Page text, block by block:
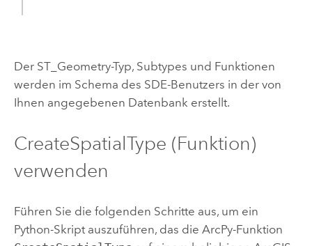
Der ST_Geometry-Typ, Subtypes und Funktionen
werden im Schema des SDE-Benutzers in der von
Ihnen angegebenen Datenbank erstellt.
CreateSpatialType (Funktion)
verwenden
Führen Sie die folgenden Schritte aus, um ein
Python-Skript auszuführen, das die ArcPy-Funktion